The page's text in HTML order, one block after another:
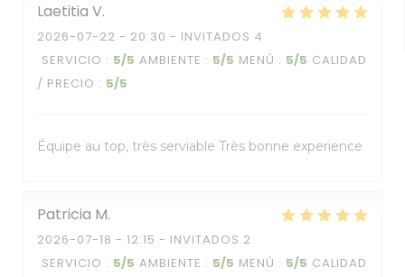
Laetitia V
2026-07-22 - 20:30 - INVITADOS 4
SERVICIO : 5/5 AMBIENTE : 5/5 MENÚ : 5/5 CALIDAD
/ PRECIO : 5/5
Équipe au top, très serviable Très bonne experience
Patricia M
2026-07-18 - 12:15 - INVITADOS 2
SERVICIO : 5/5 AMBIENTE : 5/5 MENÚ : 5/5 CALIDAD